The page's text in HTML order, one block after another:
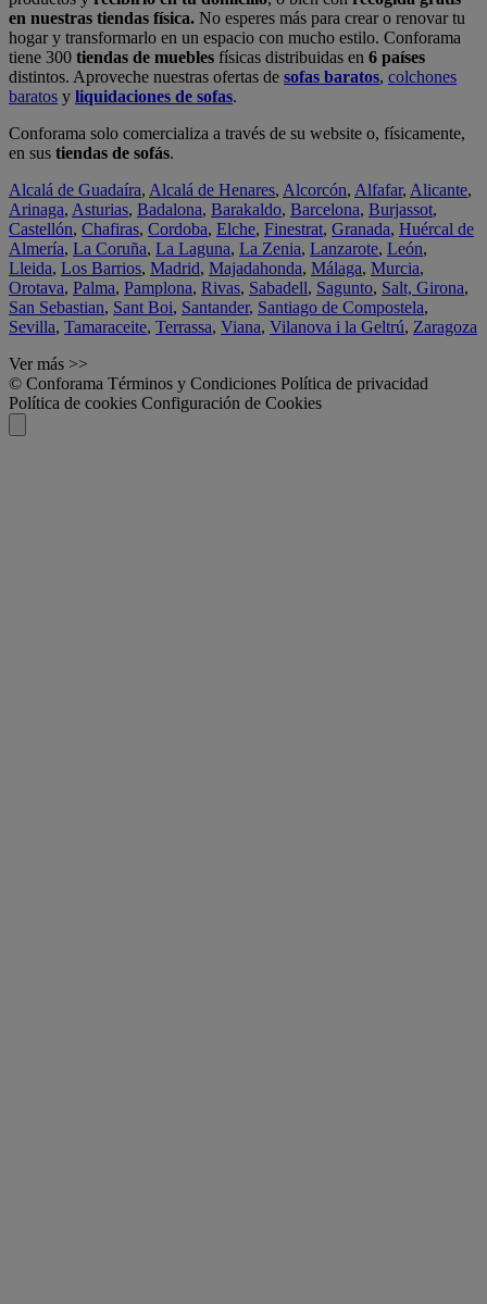
en nuestras tiendas física. No esperes más para crear o renovar tu
hogar y transformarlo en un espacio con mucho estilo. Conforama
tiene 300 tiendas de muebles físicas distribuidas en 6 países
distintos. Aproveche nuestras ofertas de sofas baratos, colchones
baratos y liquidaciones de sofas.
Conforama solo comercializa a través de su website o, físicamente,
en sus tiendas de sofás.
Alcalá de Guadaíra, Alcalá de Henares, Alcorcón, Alfafar, Alicante,
Arinaga, Asturias, Badalona, Barakaldo, Barcelona, Burjassot,
Castellón, Chafiras, Cordoba, Elche, Finestrat, Granada, Huércal de
Almería, La Coruña, La Laguna, La Zenia, Lanzarote, León,
Lleida, Los Barrios, Madrid, Majadahonda, Málaga, Murcia,
Orotava, Palma, Pamplona, Rivas, Sabadell, Sagunto, Salt, Girona,
San Sebastian, Sant Boi, Santander, Santiago de Compostela,
Sevilla, Tamaraceite, Terrassa, Viana, Vilanova i la Geltrú, Zaragoza
Ver más >>
© Conforama Términos y Condiciones Política de privacidad
Política de cookies Configuración de Cookies